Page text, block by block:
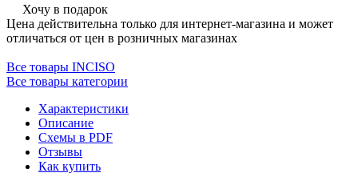
Хочу в подарок
Цена действительна только для интернет-магазина и может
отличаться от цен в розничных магазинах
Все товары INCISO
Все товары категории
Характеристики
Описание
Схемы в PDF
Отзывы
Как купить